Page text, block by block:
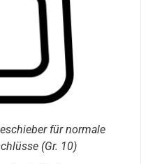
für normale
(Gr. 10)